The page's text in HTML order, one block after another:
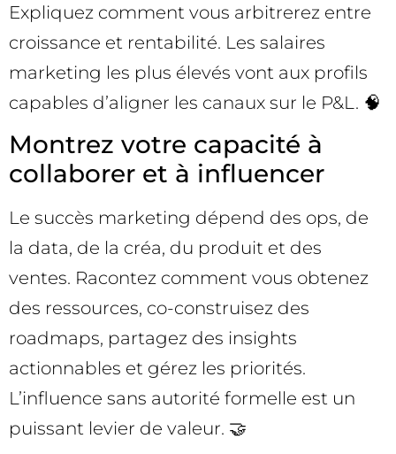
Expliquez comment vous arbitrerez entre
croissance et rentabilité. Les salaires
marketing les plus élevés vont aux profils
capables d’aligner les canaux sur le P&L. 🧠
Montrez votre capacité à
collaborer et à influencer
Le succès marketing dépend des ops, de
la data, de la créa, du produit et des
ventes. Racontez comment vous obtenez
des ressources, co-construisez des
roadmaps, partagez des insights
actionnables et gérez les priorités.
L’influence sans autorité formelle est un
puissant levier de valeur. 🤝